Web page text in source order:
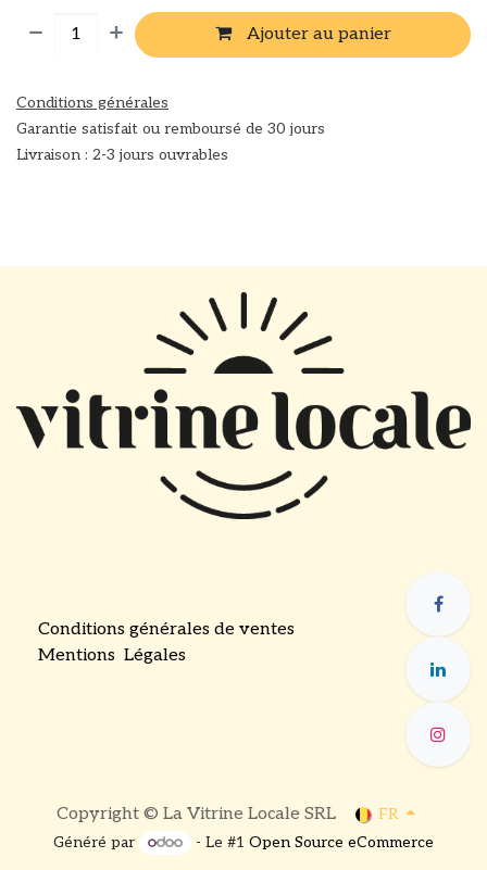
Ajouter au panier
Conditions générales
Garantie satisfait ou remboursé de 30 jours
Livraison : 2-3 jours ouvrables
Conditions générales de ventes
Mentions Légales
Copyright © La Vitrine Locale SRL
FR
Généré par
- Le #1Open Source eCommerce